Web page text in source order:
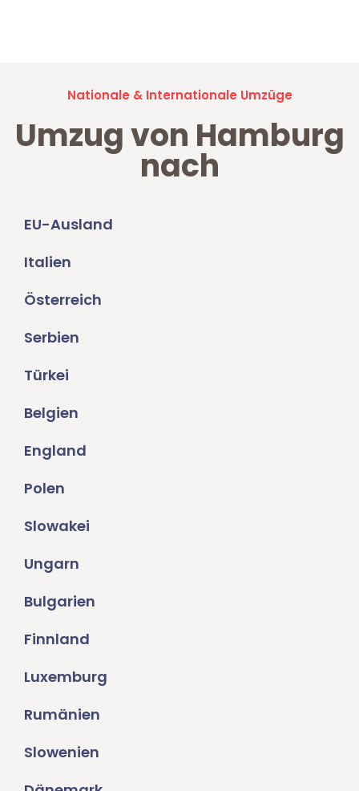
Nationale & Internationale Umzüge
Umzug von Hamburg
nach
EU-Ausland
Italien
Österreich
Serbien
Türkei
Belgien
England
Polen
Slowakei
Ungarn
Bulgarien
Finnland
Luxemburg
Rumänien
Slowenien